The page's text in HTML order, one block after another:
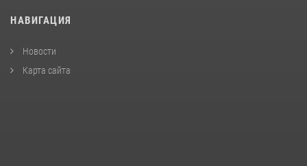
НАВИГАЦИЯ
Новости
Карта сайта